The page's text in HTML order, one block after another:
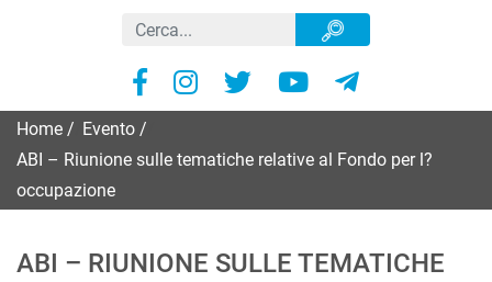
Home Evento
ABI – Riunione sulle tematiche relative al Fondo per l?
occupazione
ABI – RIUNIONE SULLE TEMATICHE